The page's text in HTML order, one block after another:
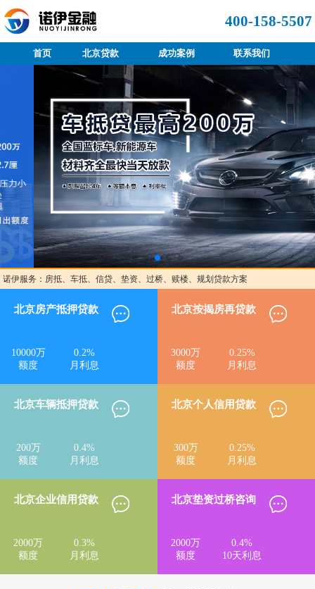
400-158-5507
首页 北京贷款 成功案例 联系我们
诺伊服务：房抵、车抵、信贷、垫资、过桥、赎楼、规划贷款方案
北京房产抵押贷款
10000万
额度
0.2%
月利息
北京按揭房再贷款
3000万
额度
0.25%
月利息
北京车辆抵押贷款
200万
额度
0.4%
月利息
北京个人信用贷款
300万
额度
0.25%
月利息
北京企业信用贷款
2000万
额度
0.3%
月利息
北京垫资过桥咨询
2000万
额度
0.4%
10天利息